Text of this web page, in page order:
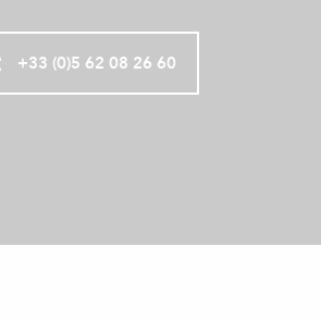
+33 (0)5 62 08 26 60